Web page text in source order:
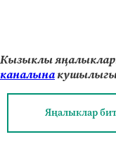
Кызыклы
каналына
Яңалыклар